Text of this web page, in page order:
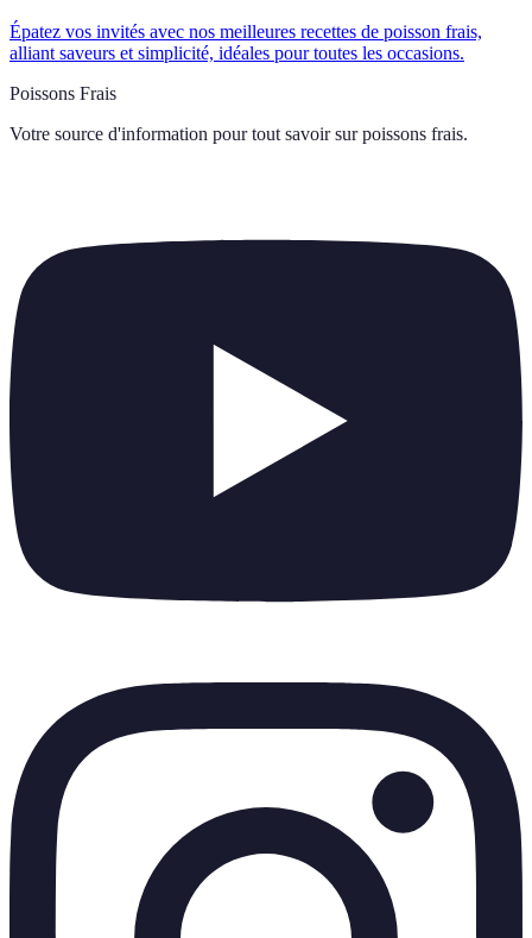
Épatez vos invités avec nos meilleures recettes de poisson frais,
alliant saveurs et simplicité, idéales pour toutes les occasions.
Poissons Frais
Votre source d'information pour tout savoir sur poissons frais.